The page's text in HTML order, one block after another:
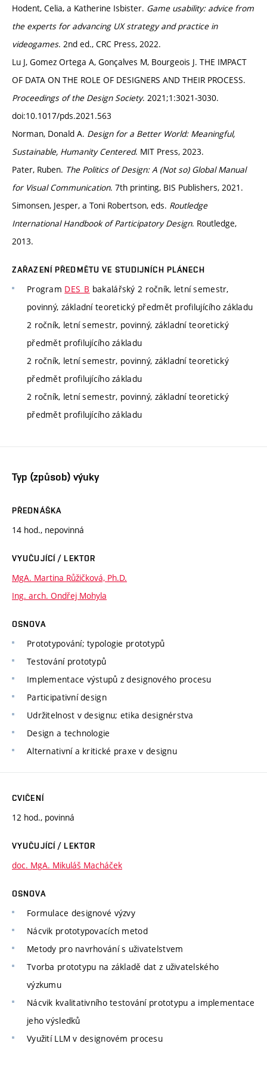
Hodent, Celia, a Katherine Isbister. Game usability: advice from
the experts for advancing UX strategy and practice in
videogames. 2nd ed., CRC Press, 2022.
Lu J, Gomez Ortega A, Gonçalves M, Bourgeois J. THE IMPACT
OF DATA ON THE ROLE OF DESIGNERS AND THEIR PROCESS.
Proceedings of the Design Society. 2021;1:3021-3030.
doi:10.1017/pds.2021.563
Norman, Donald A. Design for a Better World: Meaningful,
Sustainable, Humanity Centered. MIT Press, 2023.
Pater, Ruben. The Politics of Design: A (Not so) Global Manual
for Visual Communication. 7th printing, BIS Publishers, 2021.
Simonsen, Jesper, a Toni Robertson, eds. Routledge
International Handbook of Participatory Design. Routledge,
2013.
ZAŘAZENÍ PŘEDMĚTU VE STUDIJNÍCH PLÁNECH
Program DES_B bakalářský 2 ročník, letní semestr,
povinný, základní teoretický předmět profilujícího základu
2 ročník, letní semestr, povinný, základní teoretický
předmět profilujícího základu
2 ročník, letní semestr, povinný, základní teoretický
předmět profilujícího základu
2 ročník, letní semestr, povinný, základní teoretický
předmět profilujícího základu
Typ (způsob) výuky
PŘEDNÁŠKA
14 hod., nepovinná
VYUČUJÍCÍ / LEKTOR
MgA. Martina Růžičková, Ph.D.
Ing. arch. Ondřej Mohyla
OSNOVA
Prototypování; typologie prototypů
Testování prototypů
Implementace výstupů z designového procesu
Participativní design
Udržitelnost v designu; etika designérstva
Design a technologie
Alternativní a kritické praxe v designu
CVIČENÍ
12 hod., povinná
VYUČUJÍCÍ / LEKTOR
doc. MgA. Mikuláš Macháček
OSNOVA
Formulace designové výzvy
Nácvik prototypovacích metod
Metody pro navrhování s uživatelstvem
Tvorba prototypu na základě dat z uživatelského
výzkumu
Nácvik kvalitativního testování prototypu a implementace
jeho výsledků
Využití LLM v designovém procesu